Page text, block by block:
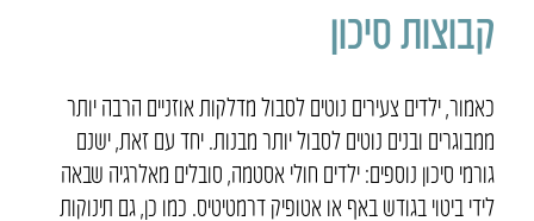
קבוצות סיכון
כאמור, ילדים צעירים נוטים לסבול מדלקות אוזניים הרבה יותר
ממבוגרים ובנים נוטים לסבול יותר מבנות. יחד עם זאת, ישנם
גורמי סיכון נוספים: ילדים חולי אסטמה, סובלים מאלרגיה שבאה
לידי ביטוי בגודש באף או אטופיק דרמטיטיס. כמו כן, גם תינוקות